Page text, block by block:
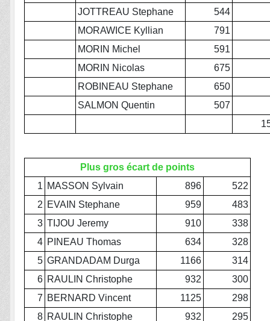
JOTTREAU Stephane
544
MORAWICE Kyllian
791
MORIN Michel
591
MORIN Nicolas
675
ROBINEAU Stephane
650
SALMON Quentin
507
Plus gros écart de points
1 MASSON Sylvain 896
522
2 EVAIN Stephane 959
483
3 TIJOU Jeremy 910
338
4 PINEAU Thomas 634
328
5 GRANDADAM Durga 1166
314
6 RAULIN Christophe 932
300
7 BERNARD Vincent 1125
298
8 RAULIN Christophe 932
295